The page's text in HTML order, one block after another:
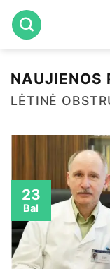
Skip
to
NAUJIENOS
LĖTINĖ
23
Bal